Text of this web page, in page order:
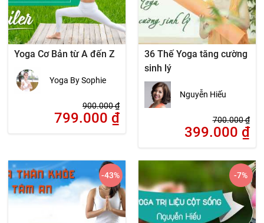
Yoga Cơ Bản từ A đến Z
Yoga By Sophie
900.000₫
799.000 ₫
36 Thế Yoga tăng cường
sinh lý
Nguyễn Hiếu
700.000₫
399.000 ₫
-43% -7%